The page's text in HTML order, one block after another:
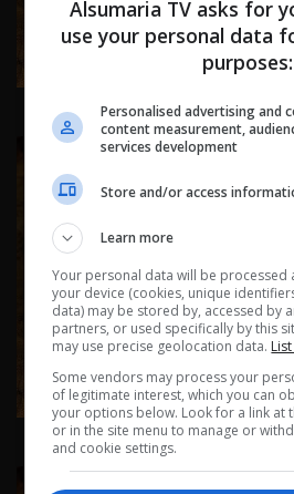
٢٠٢٦ | 2026
تموز ٢٠٢٦ | 2026
Alsumaria TV asks for
use your personal data
purposes:
Personalised advertising and
content measurement,
services development
Store and/or access
Learn more
Your personal data will be
your device (cookies, unique
data) may be stored by, accessed by
partners, or used specifically by this
may use precise geolocation data.
Some vendors may process your
of legitimate interest, which you can
your options below. Look for a link at
or in the site menu to manage or
and cookie settings.